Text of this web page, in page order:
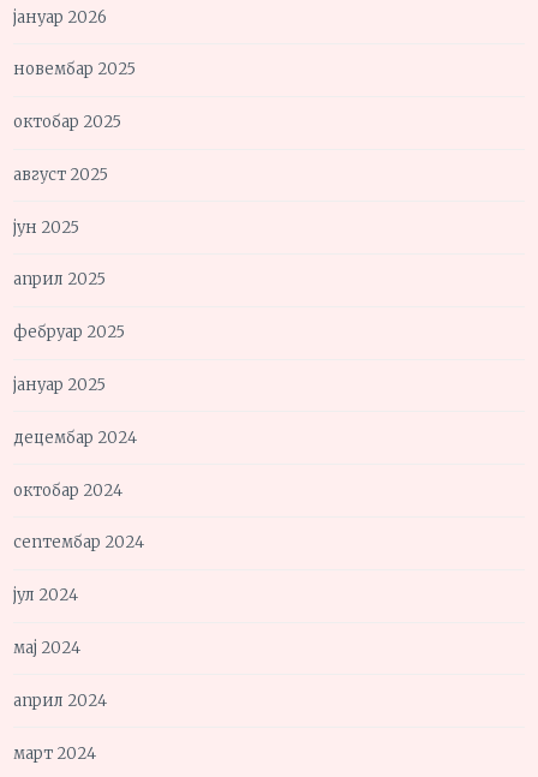
јануар 2026
новембар 2025
октобар 2025
август 2025
јун 2025
април 2025
фебруар 2025
јануар 2025
децембар 2024
октобар 2024
септембар 2024
јул 2024
мај 2024
април 2024
март 2024